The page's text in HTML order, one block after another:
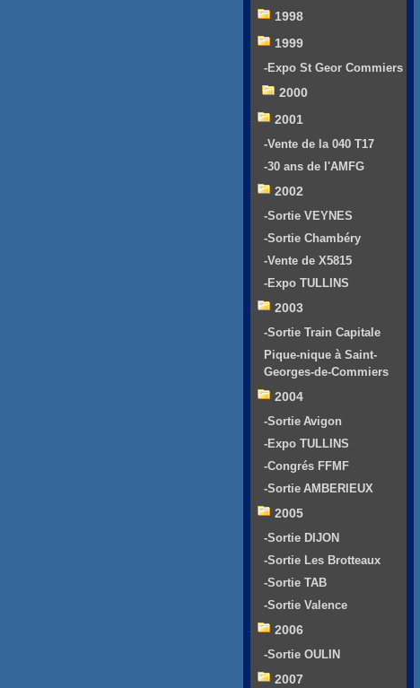
1998
1999
-Expo St Geor Commiers
2000
2001
-Vente de la 040 T17
-30 ans de l'AMFG
2002
-Sortie VEYNES
-Sortie Chambéry
-Vente de X5815
-Expo TULLINS
2003
-Sortie Train Capitale
Pique-nique à Saint-
Georges-de-Commiers
2004
-Sortie Avigon
-Expo TULLINS
-Congrés FFMF
-Sortie AMBERIEUX
2005
-Sortie DIJON
-Sortie Les Brotteaux
-Sortie TAB
-Sortie Valence
2006
-Sortie OULIN
2007